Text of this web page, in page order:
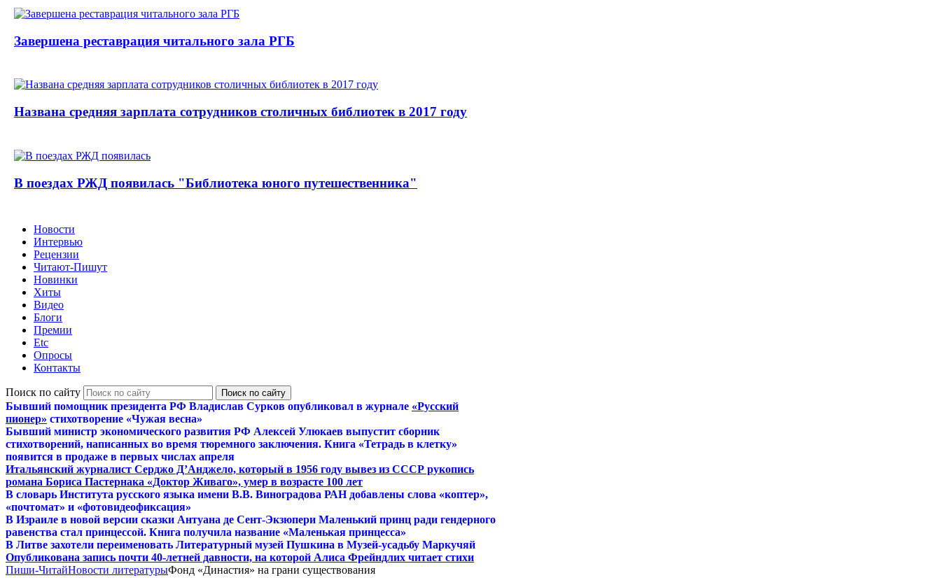
Завершена реставрация читального зала РГБ
Названа средняя зарплата сотрудников столичных библиотек в 2017 году
В поездах РЖД появилась "Библиотека юного путешественника"
Новости
Интервью
Рецензии
Читают-Пишут
Новинки
Хиты
Видео
Блоги
Премии
Etc
Опросы
Контакты
Поиск по сайту
Бывший помощник президента РФ Владислав Сурков опубликовал в журнале «Русский
пионер» стихотворение «Чужая весна»
Бывший министр экономического развития РФ Алексей Улюкаев выпустит сборник
стихотворений, написанных во время тюремного заключения. Книга «Тетрадь в клетку»
появится в продаже в первых числах апреля
Итальянский журналист Серджо Д’Анджело, который в 1956 году вывез из СССР рукопись
романа Бориса Пастернака «Доктор Живаго», умер в возрасте 100 лет
В словарь Института русского языка имени В.В. Виноградова РАН добавлены слова «коптер»,
«почтомат» и «фотовидеофиксация»
В Израиле в новой версии сказки Антуана де Сент-Экзюпери Маленький принц ради гендерного
равенства стал принцессой. Книга получила название «Маленькая принцесса»
В Литве захотели переименовать Литературный музей Пушкина в Музей-усадьбу Маркучяй
Опубликована запись почти 40-летней давности, на которой Алиса Фрейндлих читает стихи
Пиши-ЧитайНовости литературыФонд «Династия» на грани существования